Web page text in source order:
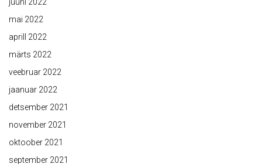
mai 2022
aprill 2022
märts 2022
veebruar 2022
jaanuar 2022
detsember 2021
november 2021
oktoober 2021
september 2021